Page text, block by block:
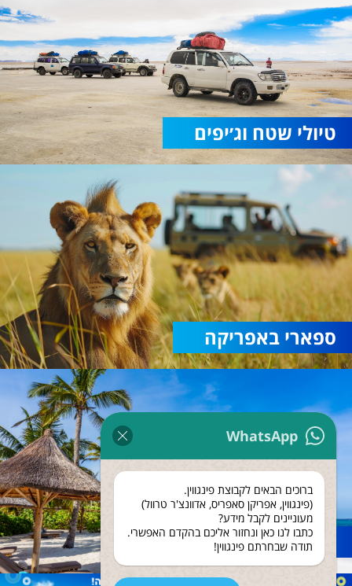
WhatsApp
ברוכים הבאים לקבוצת פינגווין.
(פינגווין, אפריקן סאפריס, אדוונצ'ר טרוול)
מעוניינים לקבל מידע?
כתבו לנו כאן ונחזור אליכם בהקדם האפשרי.
תודה שבחרתם פינגווין!
טיולי שטח וג׳יפים
ספארי באפריקה
נופש בזנזיבר